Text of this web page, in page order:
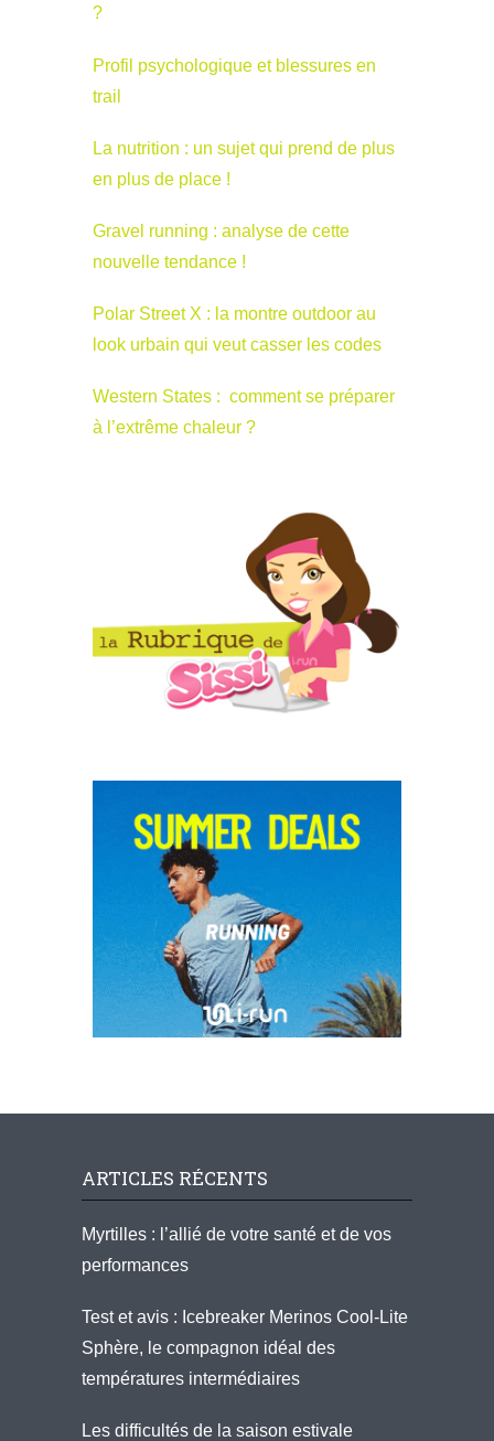
?
Profil psychologique et blessures en
trail
La nutrition : un sujet qui prend de plus
en plus de place !
Gravel running : analyse de cette
nouvelle tendance !
Polar Street X : la montre outdoor au
look urbain qui veut casser les codes
Western States : comment se préparer
à l’extrême chaleur ?
ARTICLES RÉCENTS
Myrtilles : l’allié de votre santé et de vos
performances
Test et avis : Icebreaker Merinos Cool-Lite
Sphère, le compagnon idéal des
températures intermédiaires
Les difficultés de la saison estivale